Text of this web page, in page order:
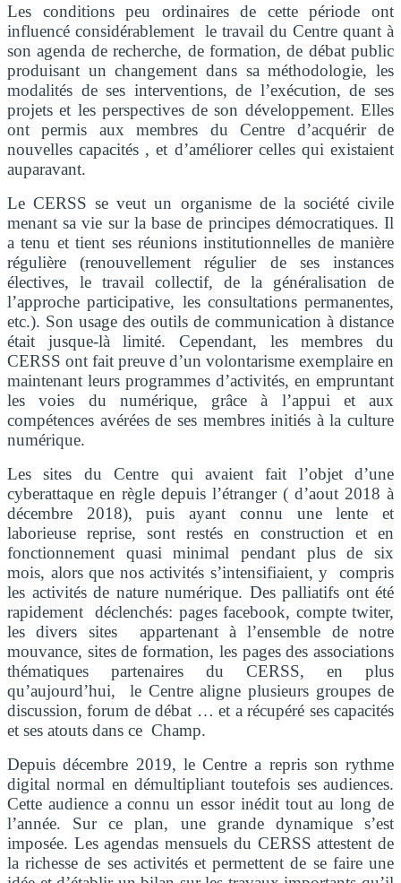
Les conditions peu ordinaires de cette période ont
influencé considérablement le travail du Centre quant à
son agenda de recherche, de formation, de débat public
produisant un changement dans sa méthodologie, les
modalités de ses interventions, de l’exécution, de ses
projets et les perspectives de son développement. Elles
ont permis aux membres du Centre d’acquérir de
nouvelles capacités , et d’améliorer celles qui existaient
auparavant.
Le CERSS se veut un organisme de la société civile
menant sa vie sur la base de principes démocratiques. Il
a tenu et tient ses réunions institutionnelles de manière
régulière (renouvellement régulier de ses instances
électives, le travail collectif, de la généralisation de
l’approche participative, les consultations permanentes,
etc.). Son usage des outils de communication à distance
était jusque-là limité. Cependant, les membres du
CERSS ont fait preuve d’un volontarisme exemplaire en
maintenant leurs programmes d’activités, en empruntant
les voies du numérique, grâce à l’appui et aux
compétences avérées de ses membres initiés à la culture
numérique.
Les sites du Centre qui avaient fait l’objet d’une
cyberattaque en règle depuis l’étranger ( d’aout 2018 à
décembre 2018), puis ayant connu une lente et
laborieuse reprise, sont restés en construction et en
fonctionnement quasi minimal pendant plus de six
mois, alors que nos activités s’intensifiaient, y compris
les activités de nature numérique. Des palliatifs ont été
rapidement déclenchés: pages facebook, compte twiter,
les divers sites appartenant à l’ensemble de notre
mouvance, sites de formation, les pages des associations
thématiques partenaires du CERSS, en plus
qu’aujourd’hui, le Centre aligne plusieurs groupes de
discussion, forum de débat … et a récupéré ses capacités
et ses atouts dans ce Champ.
Depuis décembre 2019, le Centre a repris son rythme
digital normal en démultipliant toutefois ses audiences.
Cette audience a connu un essor inédit tout au long de
l’année. Sur ce plan, une grande dynamique s’est
imposée. Les agendas mensuels du CERSS attestent de
la richesse de ses activités et permettent de se faire une